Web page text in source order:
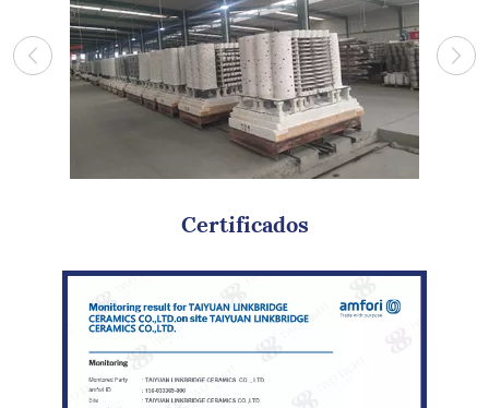
Certificados